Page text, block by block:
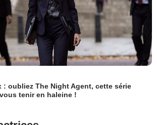
: oubliez The Night Agent, cette série
tenir en haleine !